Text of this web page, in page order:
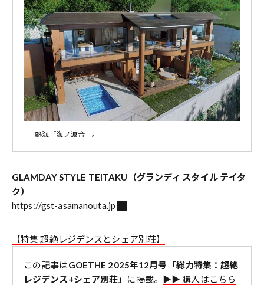
熱海「海ノ波音」。
GLAMDAY STYLE TEITAKU（グランディ スタイル テイタ
ク）
https://gst-asamanouta.jp
【特集 超絶レジデンスとシェア別荘】
この記事はGOETHE 2025年12月号「総力特集：超絶
レジデンス+シェア別荘」 に掲載。 ▶︎▶︎ 購入はこちら